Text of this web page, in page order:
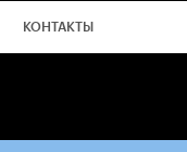
КОНТАКТЫ